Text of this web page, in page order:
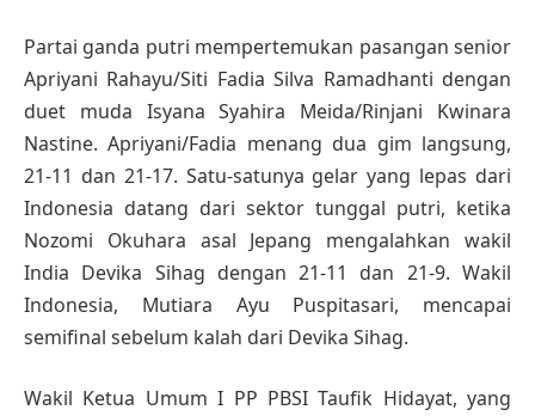
Partai ganda putri mempertemukan pasangan senior
Apriyani Rahayu/Siti Fadia Silva Ramadhanti dengan
duet muda Isyana Syahira Meida/Rinjani Kwinara
Nastine. Apriyani/Fadia menang dua gim langsung,
21-11 dan 21-17. Satu-satunya gelar yang lepas dari
Indonesia datang dari sektor tunggal putri, ketika
Nozomi Okuhara asal Jepang mengalahkan wakil
India Devika Sihag dengan 21-11 dan 21-9. Wakil
Indonesia, Mutiara Ayu Puspitasari, mencapai
semifinal sebelum kalah dari Devika Sihag.
Wakil Ketua Umum I PP PBSI Taufik Hidayat, yang